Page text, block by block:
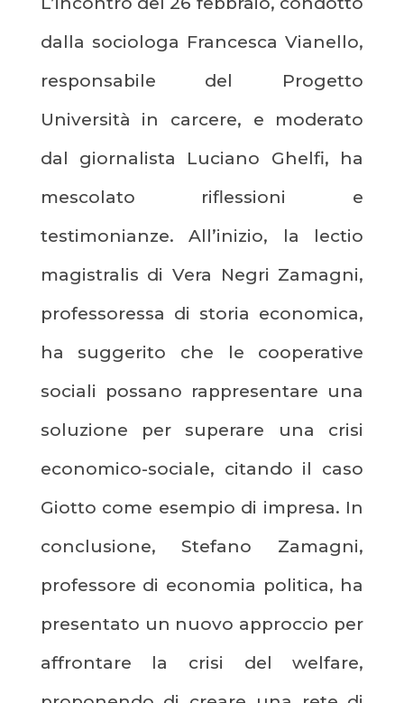
dalla sociologa Francesca Vianello,
responsabile del Progetto
Università in carcere, e moderato
dal giornalista Luciano Ghelfi, ha
mescolato riflessioni e
testimonianze. All’inizio, la lectio
magistralis di Vera Negri Zamagni,
professoressa di storia economica,
ha suggerito che le cooperative
sociali possano rappresentare una
soluzione per superare una crisi
economico-sociale, citando il caso
Giotto come esempio di impresa. In
conclusione, Stefano Zamagni,
professore di economia politica, ha
presentato un nuovo approccio per
affrontare la crisi del welfare,